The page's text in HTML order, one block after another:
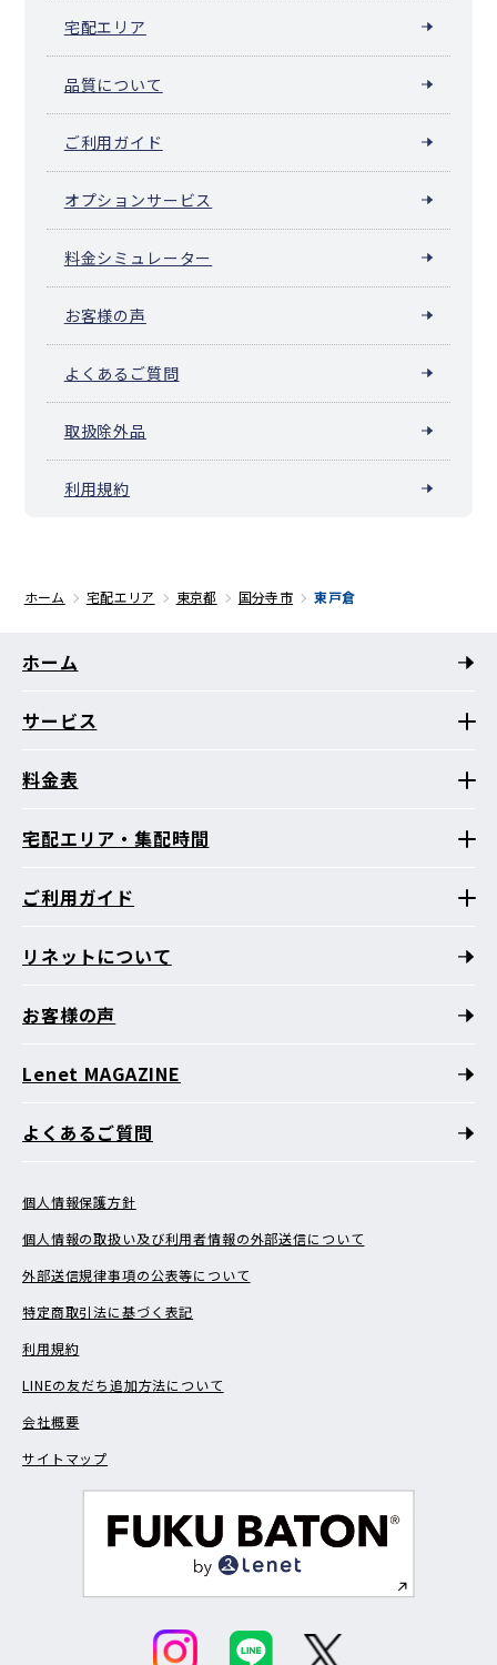
宅配エリア
品質について
ご利用ガイド
オプションサービス
料金シミュレーター
お客様の声
よくあるご質問
取扱除外品
利用規約
ホーム 宅配エリア 東京都 国分寺市 東戸倉
ホーム
サービス
料金表
宅配エリア・集配時間
ご利用ガイド
リネットについて
お客様の声
Lenet MAGAZINE
よくあるご質問
個人情報保護方針
個人情報の取扱い及び利用者情報の外部送信について
外部送信規律事項の公表等について
特定商取引法に基づく表記
利用規約
LINEの友だち追加方法について
会社概要
サイトマップ